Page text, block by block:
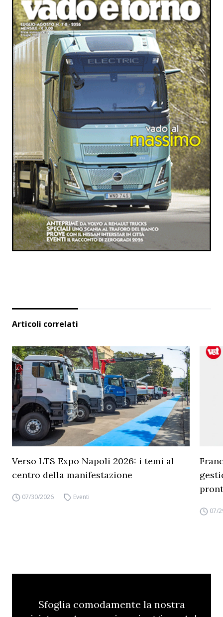
Articoli correlati
Verso LTS Expo Napoli 2026: i temi al
centro della manifestazione
07/30/2026 Eventi
07/
Sfoglia comodamente la nostra